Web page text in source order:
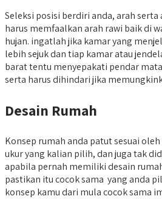
Seleksi posisi berdiri anda, arah
harus memfaalkan arah rawi baik di
hujan. ingatlah jika kamar yang
lebih sejuk dan tiap kamar atau
barat tentu menyepakati pendar
serta harus dihindari jika
Desain Rumah
Konsep rumah anda patut sesuai
ukur yang kalian pilih, dan juga tak
apabila pernah memiliki desain
pastikan itu cocok sama yang anda
konsep kamu dari mula cocok sama